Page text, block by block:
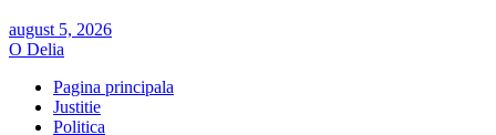
august 5, 2026
O Delia
Pagina principala
Justitie
Politica